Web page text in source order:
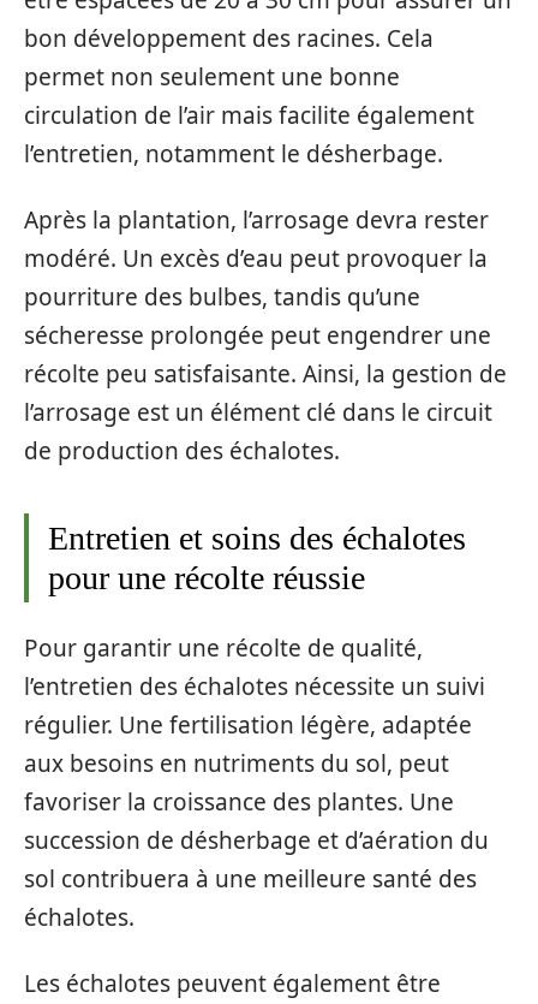
bon développement des racines. Cela
permet non seulement une bonne
circulation de l’air mais facilite également
l’entretien, notamment le désherbage.
Après la plantation, l’arrosage devra rester
modéré. Un excès d’eau peut provoquer la
pourriture des bulbes, tandis qu’une
sécheresse prolongée peut engendrer une
récolte peu satisfaisante. Ainsi, la gestion de
l’arrosage est un élément clé dans le circuit
de production des échalotes.
Entretien et soins des échalotes
pour une récolte réussie
Pour garantir une récolte de qualité,
l’entretien des échalotes nécessite un suivi
régulier. Une fertilisation légère, adaptée
aux besoins en nutriments du sol, peut
favoriser la croissance des plantes. Une
succession de désherbage et d’aération du
sol contribuera à une meilleure santé des
échalotes.
Les échalotes peuvent également être